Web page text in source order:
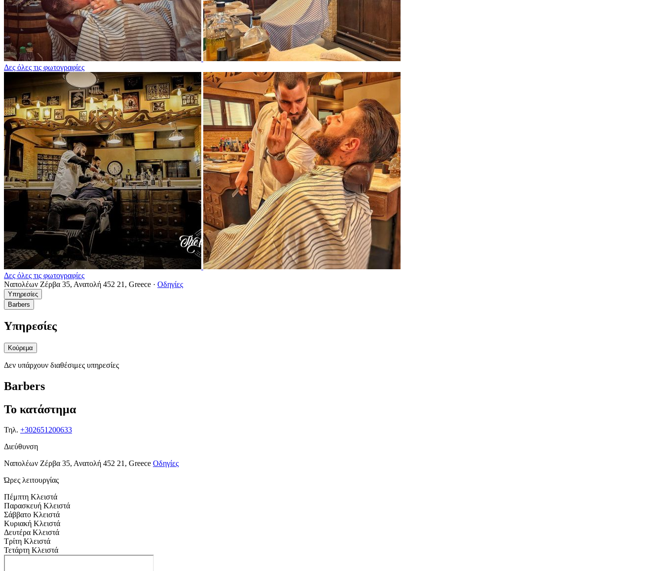
Δες όλες τις φωτογραφίες
Δες όλες τις φωτογραφίες
Ναπολέων Ζέρβα 35, Ανατολή 452 21, Greece · Οδηγίες
Υπηρεσίες
Barbers
Υπηρεσίες
Κούρεμα
Δεν υπάρχουν διαθέσιμες υπηρεσίες
Barbers
Το κατάστημα
Τηλ. +302651200633
Διεύθυνση
Ναπολέων Ζέρβα 35, Ανατολή 452 21, Greece Οδηγίες
Ώρες λειτουργίας
Πέμπτη Κλειστά
Παρασκευή Κλειστά
Σάββατο Κλειστά
Κυριακή Κλειστά
Δευτέρα Κλειστά
Τρίτη Κλειστά
Τετάρτη Κλειστά